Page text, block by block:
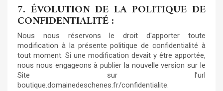
7. ÉVOLUTION DE LA POLITIQUE DE
CONFIDENTIALITÉ :
Nous nous réservons le droit d'apporter toute
modification à la présente politique de confidentialité à
tout moment. Si une modification devait y être apportée,
nous nous engageons à publier la nouvelle version sur le
Site sur l’url
boutique.domainedeschenes.fr/confidentialite.